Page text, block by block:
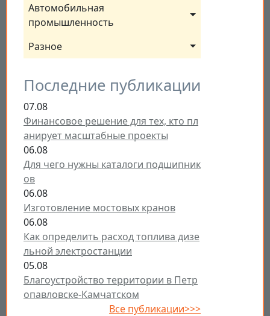
Автомобильная
промышленность
Разное
Последние публикации
07.08
Финансовое решение для тех, кто пл
анирует масштабные проекты
06.08
Для чего нужны каталоги подшипник
ов
06.08
Изготовление мостовых кранов
06.08
Как определить расход топлива дизе
льной электростанции
05.08
Благоустройство территории в Петр
опавловске-Камчатском
Все публикации>>>